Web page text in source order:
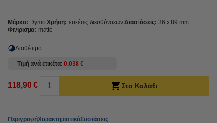
Μάρκα: Dymo Χρήση: ετικέτες διευθύνσεων Διαστάσεις: 36 x 89 mm
Φινίρισμα: matte
Διαθέσιμο
Τιμή ανά ετικέτα 0,038 €
118,90 € Στο Καλάθι
ΠεριγραφήΧαρακτηριστικάΣυστάσεις